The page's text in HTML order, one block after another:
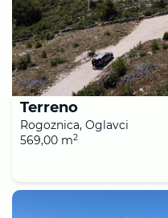
Terreno
Rogoznica, Oglavci
569,00 m2